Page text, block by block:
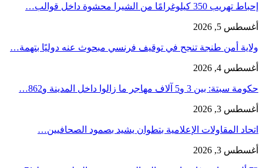
إحباط تهريب 350 كيلوغرامًا من الشيرا محشوة داخل قوالب…
أغسطس 5, 2026
ولاية أمن طنجة تنجح في توقيف فرنسي مبحوث عنه دوليًا بتهمة…
أغسطس 4, 2026
حكومة سبتة: بين 3 و5 آلاف مهاجر ما زالوا داخل المدينة و862…
أغسطس 3, 2026
اتحاد المقاولات الإعلامية بتطوان يشيد بصمود الصحافيين…
أغسطس 3, 2026